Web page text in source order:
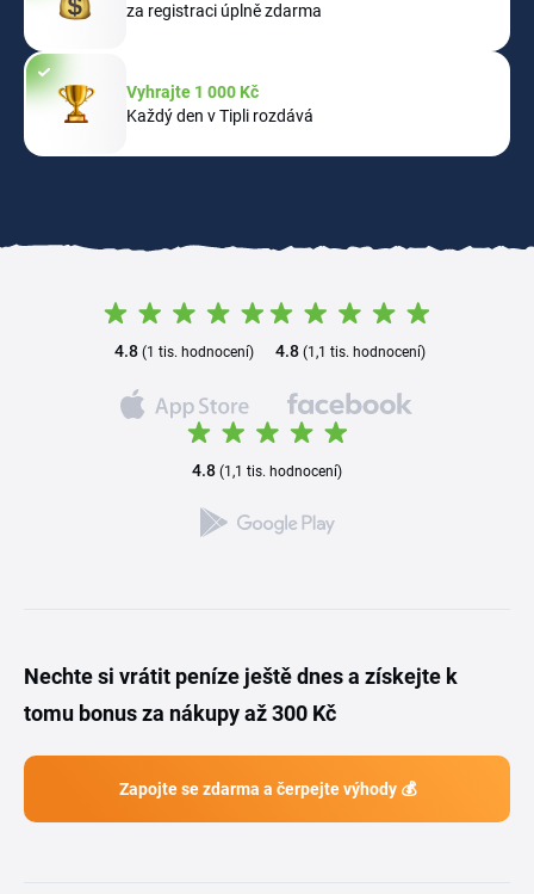
za registraci úplně zdarma
Vyhrajte 1 000 Kč
Každý den v Tipli rozdává
4.8 (1 tis. hodnocení) 4.8(1,1 tis. hodnocení)
4.8 (1,1 tis. hodnocení)
Nechte si vrátit peníze ještě dnes a získejte k
tomu bonus za nákupy až 300 Kč
Zapojte se zdarma a čerpejte výhody 💰